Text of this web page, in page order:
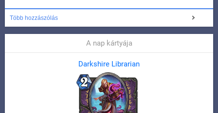
Több hozzászólás
A nap kártyája
Darkshire Librarian